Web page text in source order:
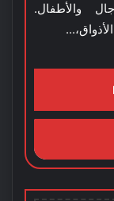
والأطفال.